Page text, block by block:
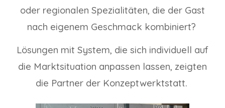
oder regionalen Spezialitäten, die der Gast
nach eigenem Geschmack kombiniert?
Lösungen mit System, die sich individuell auf
die Marktsituation anpassen lassen, zeigten
die Partner der Konzeptwerktstatt.